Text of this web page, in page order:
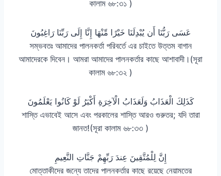
কালাম ৬৮:৩১ )
عَسَى رَبُّنَا أَن يُبْدِلَنَا خَيْرًا مِّنْهَا إِنَّا إِلَى رَبِّنَا رَاغِبُونَ
সম্ভবতঃ আমাদের পালনকর্তা পরিবর্তে এর চাইতে উত্তম বাগান
আমাদেরকে দিবেন। আমরা আমাদের পালনকর্তার কাছে আশাবাদী।(সূরা
কালাম ৬৮:৩২ )
كَذَلِكَ الْعَذَابُ وَلَعَذَابُ الْآخِرَةِ أَكْبَرُ لَوْ كَانُوا يَعْلَمُونَ
শাস্তি এভাবেই আসে এবং পরকালের শাস্তি আরও গুরুতর; যদি তারা
জানত!(সূরা কালাম ৬৮:৩৩ )
إِنَّ لِلْمُتَّقِينَ عِندَ رَبِّهِمْ جَنَّاتِ النَّعِيمِ
মোত্তাকীদের জন্যে তাদের পালনকর্তার কাছে রয়েছে নেয়ামতের